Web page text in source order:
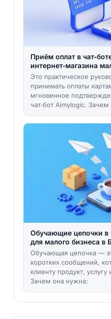
Приём оплат в
интернет‑магазина
Это практическое
принимать оплаты
мгновенное
чат‑бот Aimylogic.
Обучающие цепочки в
для малого бизнеса в
Обучающая цепочка —
коротких сообщений,
клиенту продукт,
Зачем она нужна: